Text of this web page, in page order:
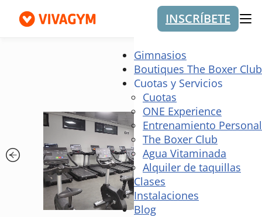
INSCRÍBETE
Gimnasios
Boutiques The Boxer Club
Cuotas y Servicios
Cuotas
ONE Experience
Entrenamiento Personal
The Boxer Club
Agua Vitaminada
Alquiler de taquillas
Clases
Instalaciones
Blog